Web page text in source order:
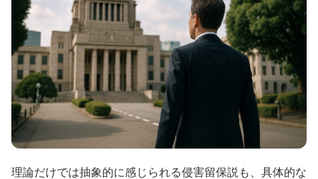
理論だけでは抽象的に感じられる侵害留保説も、具体的な